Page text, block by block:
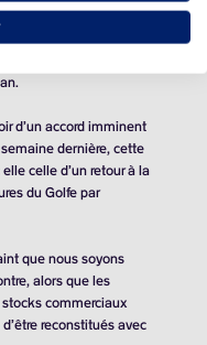
l’annonce de
laquelle Téhéran a
d’un accord imminent
dernière, cette
celle d’un retour à la
du Golfe par
que nous soyons
alors que les
commerciaux
reconstitués avec